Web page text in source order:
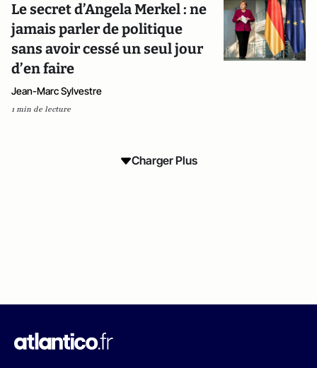
Le secret d’Angela Merkel : ne
jamais parler de politique
sans avoir cessé un seul jour
d’en faire
Jean-Marc Sylvestre
1 min de lecture
Charger Plus